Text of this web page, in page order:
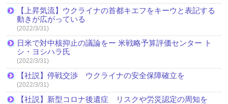
【上昇気流】ウクライナの首都キエフをキーウと表記する
動きが広がっている
(2022/3/31)
日米で対中核抑止の議論をー 米戦略予算評価センター ト
シ・ヨシハラ氏
(2022/3/31)
【社説】停戦交渉 ウクライナの安全保障確立を
(2022/3/31)
【社説】新型コロナ後遺症 リスクや労災認定の周知を